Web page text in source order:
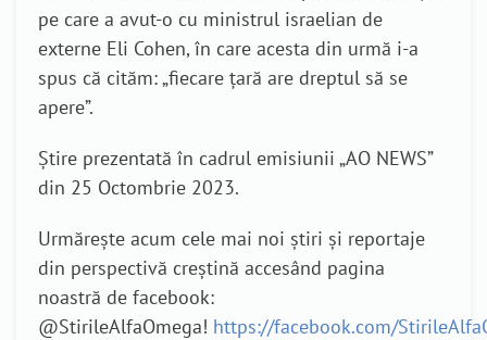
pe care a avut-o cu ministrul israelian de
externe Eli Cohen, în care acesta din urmă i-a
spus că cităm: „fiecare țară are dreptul să se
apere”.
Știre prezentată în cadrul emisiunii „AO NEWS”
din 25 Octombrie 2023.
Urmărește acum cele mai noi știri și reportaje
din perspectivă creștină accesând pagina
noastră de facebook:
@StirileAlfaOmega! https://facebook.com/